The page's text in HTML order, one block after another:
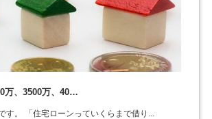
万、3500万、40…
す。 「住宅ローンっていくらまで借り...